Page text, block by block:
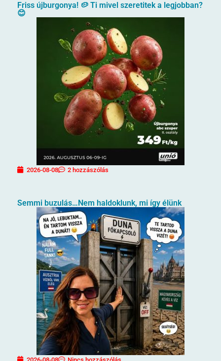
Friss újburgonya! 🥔 Ti mivel szeretitek a legjobban?
😊
2026-08-08 2 hozzászólás
Semmi buzulás…Nem haldoklunk, mi így élünk